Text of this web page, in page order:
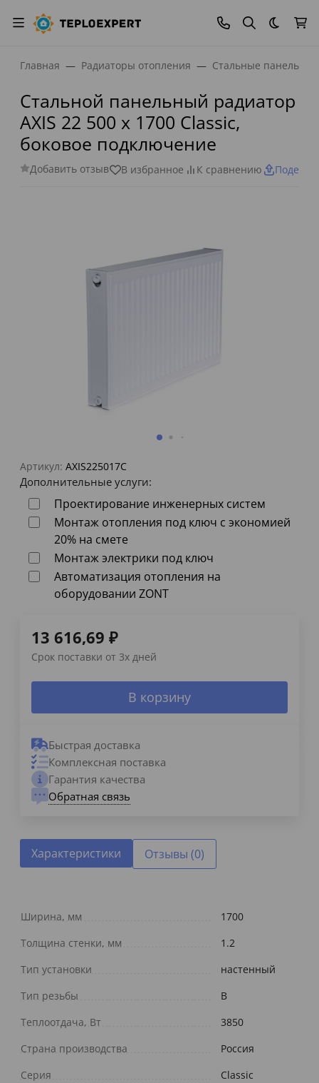
Темная
Главная Радиаторы отопления Стальные
Стальной панельный радиатор
AXIS 22 500 x 1700 Classic,
боковое подключение
Добавить отзыв В избранное К сравнению
Артикул: AXIS225017C
Дополнительные услуги:
Проектирование инженерных систем
Монтаж отопления под ключ с экономией
20% на смете
Монтаж электрики под ключ
Автоматизация отопления на
оборудовании ZONT
13 616,69 ₽
Срок поставки от 3х дней
В корзину
Быстрая доставка
Комплексная поставка
Гарантия качества
Обратная связь
Характеристики Отзывы (0)
Ширина, мм
1700
Толщина стенки, мм
1.2
Тип установки
настенный
Тип резьбы
В
Теплоотдача, Вт
3850
Страна производства
Россия
Серия
Classic